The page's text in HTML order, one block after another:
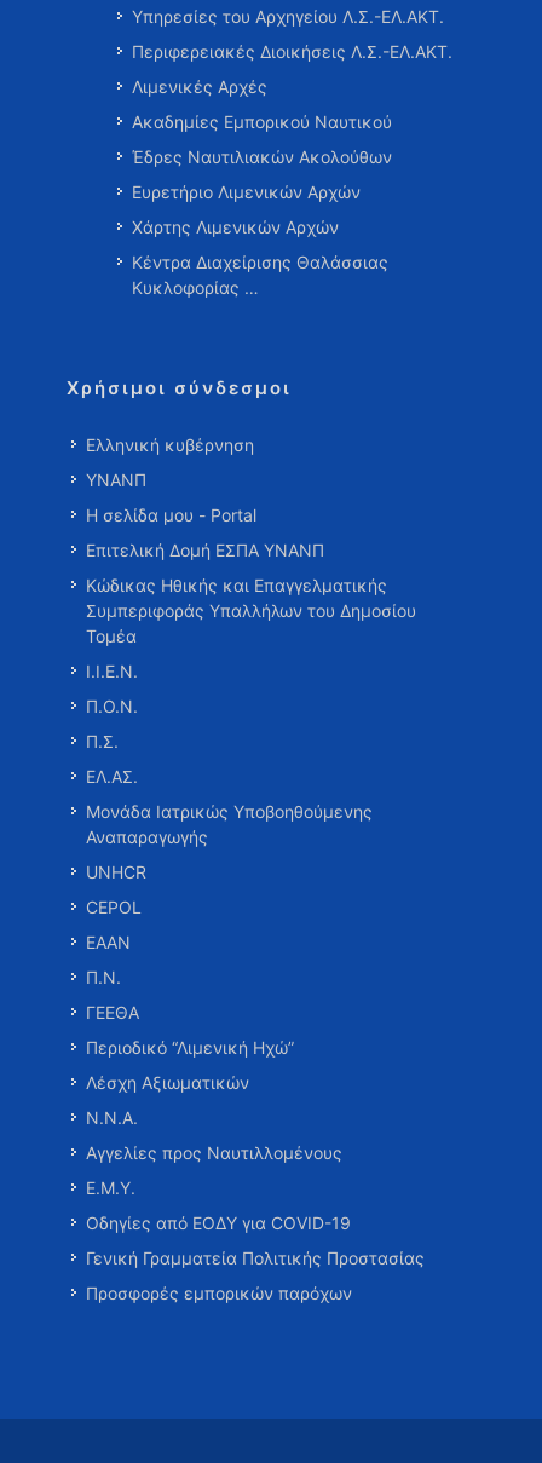
Υπηρεσίες του Αρχηγείου Λ.Σ.-ΕΛ.ΑΚΤ.
Περιφερειακές Διοικήσεις Λ.Σ.-ΕΛ.ΑΚΤ.
Λιμενικές Αρχές
Ακαδημίες Εμπορικού Ναυτικού
Έδρες Ναυτιλιακών Ακολούθων
Ευρετήριο Λιμενικών Αρχών
Χάρτης Λιμενικών Αρχών
Κέντρα Διαχείρισης Θαλάσσιας
Κυκλοφορίας …
Χρήσιμοι σύνδεσμοι
Ελληνική κυβέρνηση
ΥΝΑΝΠ
Η σελίδα μου - Portal
Επιτελική Δομή ΕΣΠΑ ΥΝΑΝΠ
Κώδικας Ηθικής και Επαγγελματικής
Συμπεριφοράς Υπαλλήλων του Δημοσίου
Τομέα
Ι.Ι.Ε.Ν.
Π.Ο.Ν.
Π.Σ.
ΕΛ.ΑΣ.
Μονάδα Ιατρικώς Υποβοηθούμενης
Αναπαραγωγής
UNHCR
CEPOL
ΕΑΑΝ
Π.Ν.
ΓΕΕΘΑ
Περιοδικό “Λιμενική Ηχώ”
Λέσχη Αξιωματικών
Ν.Ν.Α.
Αγγελίες προς Ναυτιλλομένους
Ε.Μ.Υ.
Οδηγίες από ΕΟΔΥ για COVID-19
Γενική Γραμματεία Πολιτικής Προστασίας
Προσφορές εμπορικών παρόχων